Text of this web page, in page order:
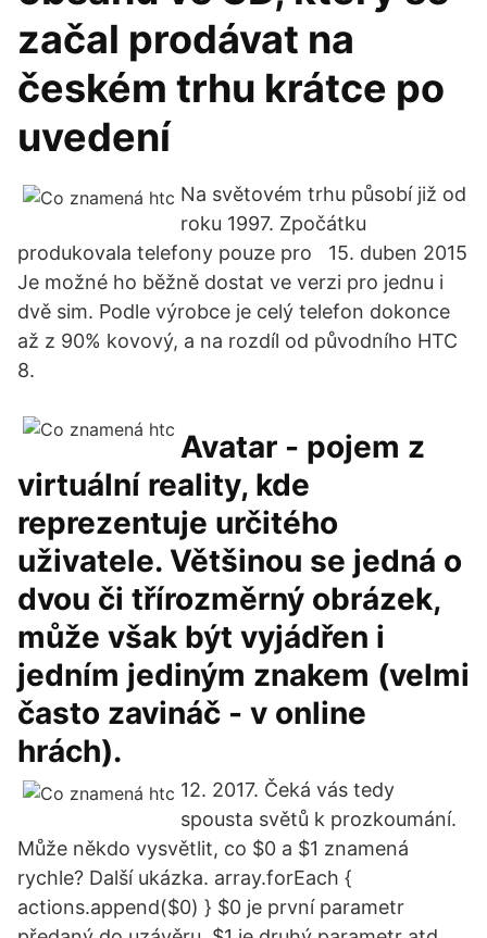
začal prodávat na
českém trhu krátce po
uvedení
Na světovém trhu působí již od
roku 1997. Zpočátku
produkovala telefony pouze pro 15. duben 2015
Je možné ho běžně dostat ve verzi pro jednu i
dvě sim. Podle výrobce je celý telefon dokonce
až z 90% kovový, a na rozdíl od původního HTC
8.
Avatar - pojem z
virtuální reality, kde
reprezentuje určitého
uživatele. Většinou se jedná o
dvou či třírozměrný obrázek,
může však být vyjádřen i
jedním jediným znakem (velmi
často zavináč - v online
hrách).
12. 2017. Čeká vás tedy
spousta světů k prozkoumání.
Může někdo vysvětlit, co $0 a $1 znamená
rychle? Další ukázka. array.forEach {
actions.append($0) } $0 je první parametr